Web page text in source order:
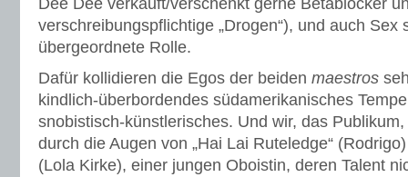
Dee Dee verkauft/verschenkt gerne Betablocker
verschreibungspflichtige „Drogen“), und auch Sex
übergeordnete Rolle.
Dafür kollidieren die Egos der beiden maestros
kindlich-überbordendes südamerikanisches
snobistisch-künstlerisches. Und wir, das
durch die Augen von „Hai Lai Ruteledge“
(Lola Kirke), einer jungen Oboistin, deren Talent